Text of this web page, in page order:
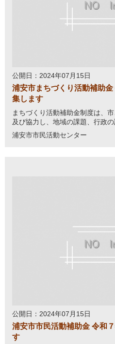
公開日：2024年07月15日
浦安市まちづくり活動補助
集します
まちづくり活動補助金制度は、
及び協力し、地域の課題、行政の
浦安市市民活動センター
公開日：2024年07月15日
浦安市市民活動補助金 令和
す